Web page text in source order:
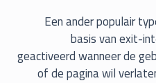
Een ander populair
basis van exit-
geactiveerd wanneer de
of de pagina wil